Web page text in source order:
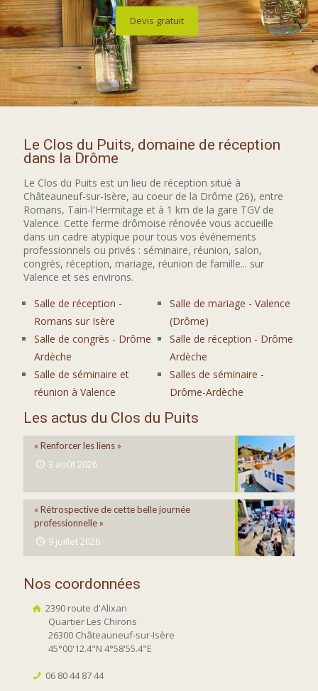
Devis gratuit
Le Clos du Puits, domaine de réception
dans la Drôme
Le Clos du Puits est un lieu de réception situé à
Châteauneuf-sur-Isère, au coeur de la Drôme (26), entre
Romans, Tain-l'Hermitage et à 1 km de la gare TGV de
Valence. Cette ferme drômoise rénovée vous accueille
dans un cadre atypique pour tous vos événements
professionnels ou privés : séminaire, réunion, salon,
congrès, réception, mariage, réunion de famille... sur
Valence et ses environs.
Salle de réception -
Romans sur Isère
Salle de congrès - Drôme
Ardèche
Salle de séminaire et
réunion à Valence
Salle de mariage - Valence
(Drôme)
Salle de réception - Drôme
Ardèche
Salles de séminaire -
Drôme-Ardèche
Les actus du Clos du Puits
« Renforcer les liens »
3 août 2026
« Rétrospective de cette belle journée
professionnelle »
9 juillet 2026
Nos coordonnées
2390 route d'Alixan
Quartier Les Chirons
26300 Châteauneuf-sur-Isère
45°00'12.4"N 4°58'55.4"E
06 80 44 87 44